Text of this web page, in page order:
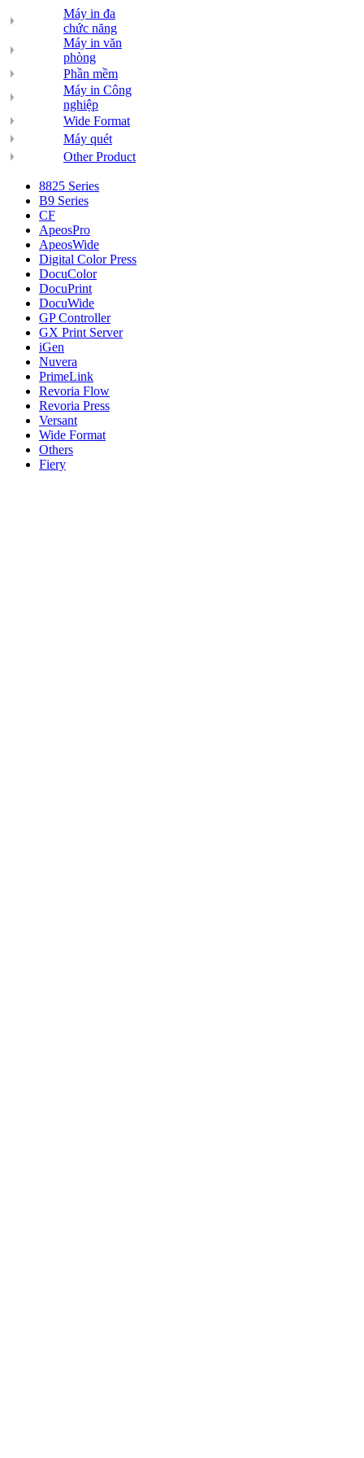
Máy in đa
chức năng
Máy in văn
phòng
Phần mềm
Máy in Công
nghiệp
Wide Format
Máy quét
Other Product
8825 Series
B9 Series
CF
ApeosPro
ApeosWide
Digital Color Press
DocuColor
DocuPrint
DocuWide
GP Controller
GX Print Server
iGen
Nuvera
PrimeLink
Revoria Flow
Revoria Press
Versant
Wide Format
Others
Fiery